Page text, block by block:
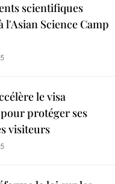
scientifiques
l'Asian Science Camp
le visa
protéger ses
visiteurs